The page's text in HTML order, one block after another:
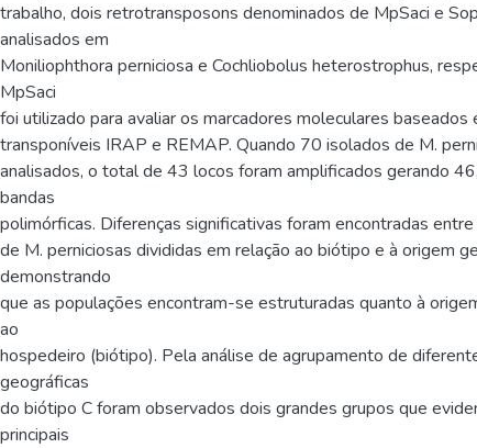
trabalho, dois retrotransposons denominados de MpSaci e
analisados em
Moniliophthora perniciosa e Cochliobolus heterostrophus,
MpSaci
foi utilizado para avaliar os marcadores moleculares
transponíveis IRAP e REMAP. Quando 70 isolados de M.
analisados, o total de 43 locos foram amplificados gerando
bandas
polimórficas. Diferenças significativas foram encontradas
de M. perniciosas divididas em relação ao biótipo e à origem
demonstrando
que as populações encontram-se estruturadas quanto à
ao
hospedeiro (biótipo). Pela análise de agrupamento de
geográficas
do biótipo C foram observados dois grandes grupos que
principais